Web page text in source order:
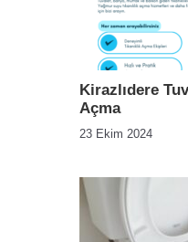
Kirazlıdere
Açma
23 Ekim 2024